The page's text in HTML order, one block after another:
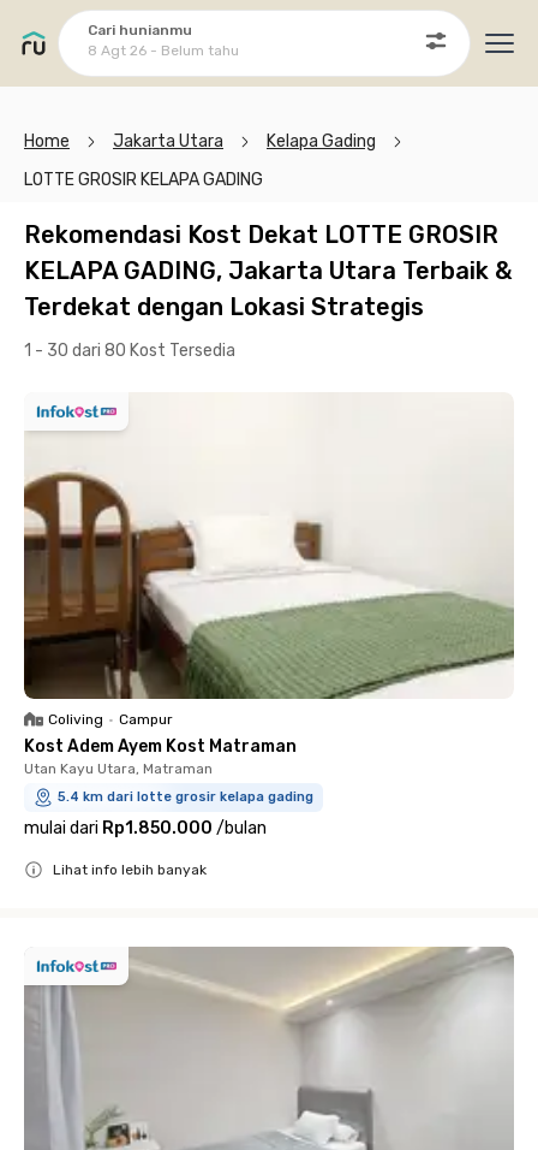
Cari hunianmu
8 Agt 26 - Belum tahu
Home Jakarta Utara
Kelapa Gading
LOTTE GROSIR KELAPA GADING
Rekomendasi Kost Dekat LOTTE GROSIR
KELAPA GADING, Jakarta Utara Terbaik &
Terdekat dengan Lokasi Strategis
1 - 30 dari 80 Kost Tersedia
Coliving • Campur
Kost Adem Ayem Kost Matraman
Utan Kayu Utara, Matraman
5.4 km dari lotte grosir kelapa gading
mulai dari Rp1.850.000 /bulan
Lihat info lebih banyak